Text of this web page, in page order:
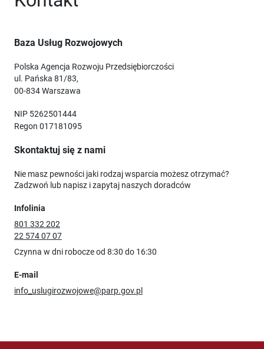
Baza Usług Rozwojowych
Polska Agencja Rozwoju Przedsiębiorczości
ul. Pańska 81/83,
00-834 Warszawa
NIP 5262501444
Regon 017181095
Skontaktuj się z nami
Nie masz pewności jaki rodzaj wsparcia możesz otrzymać?
Zadzwoń lub napisz i zapytaj naszych doradców
Infolinia
801 332 202
22 574 07 07
Czynna w dni robocze od 8:30 do 16:30
E-mail
info_uslugirozwojowe@parp.gov.pl